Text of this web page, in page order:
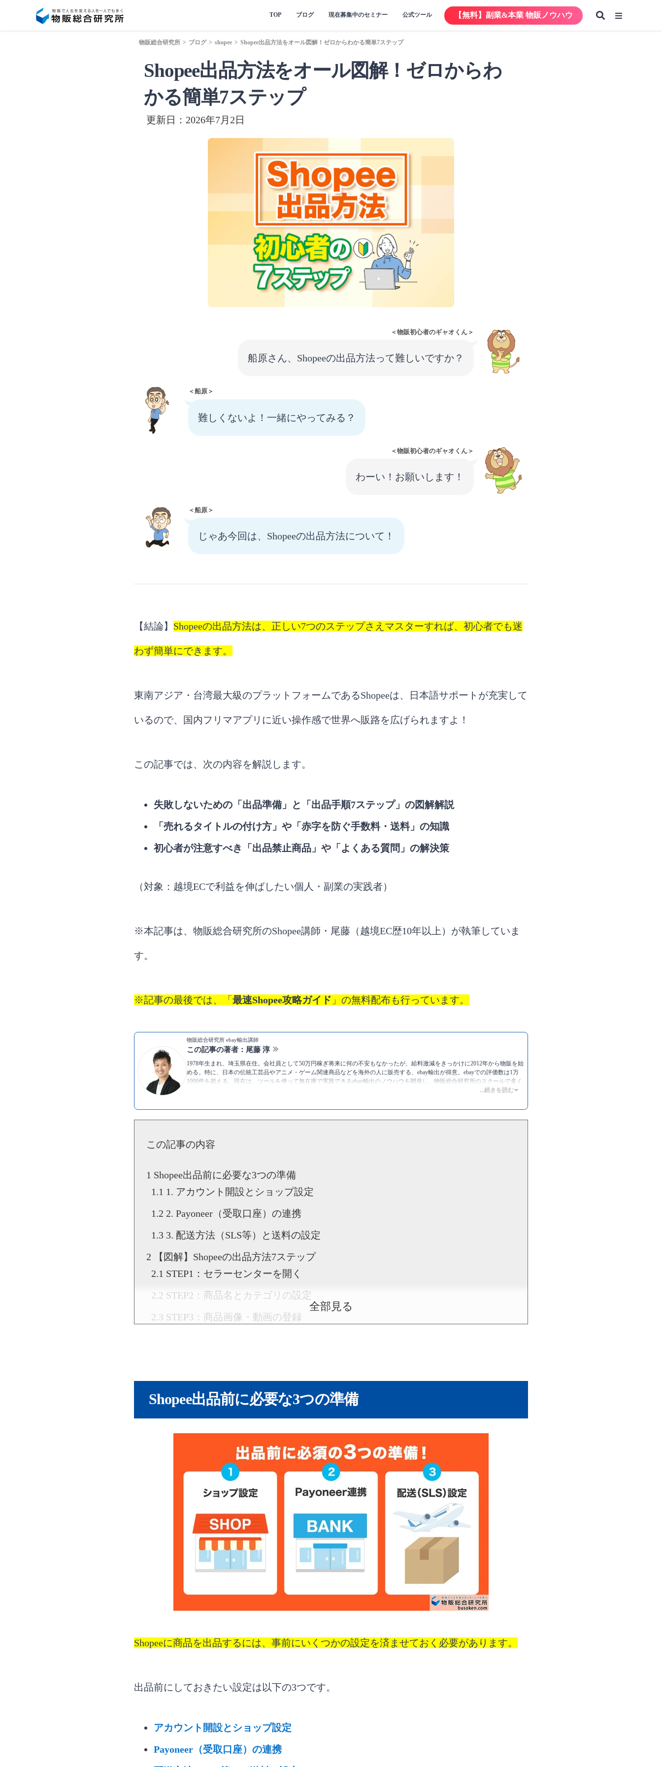
TOP ブログ 現在募集中のセミナー 公式ツール 【無料】副業&本業 物販ノウハウ
【無料】副業&本業 物販ノウハウ
物販総合研究所 > ブログ > shopee > Shopee出品方法をオール図解！ゼロからわかる簡単7ステップ
Shopee出品方法をオール図解！ゼロからわ
かる簡単7ステップ
更新日：2026年7月2日
＜物販初心者のギャオくん＞
船原さん、Shopeeの出品方法って難しいですか？
＜船原＞
難しくないよ！一緒にやってみる？
＜物販初心者のギャオくん＞
わーい！お願いします！
＜船原＞
じゃあ今回は、Shopeeの出品方法について！
【結論】 Shopeeの出品方法は、正しい7つのステップさえマスターすれば、初心者でも迷
わず簡単にできます。
東南アジア・台湾最大級のプラットフォームであるShopeeは、日本語サポートが充実して
いるので、国内フリマアプリに近い操作感で世界へ販路を広げられますよ！
この記事では、次の内容を解説します。
失敗しないための「出品準備」と「出品手順7ステップ」の図解解説
「売れるタイトルの付け方」や「赤字を防ぐ手数料・送料」の知識
初心者が注意すべき「出品禁止商品」や「よくある質問」の解決策
（対象：越境ECで利益を伸ばしたい個人・副業の実践者）
※本記事は、物販総合研究所のShopee講師・尾藤（越境EC歴10年以上）が執筆していま
す。
※記事の最後では、「 最速Shopee攻略ガイド 」の無料配布も行っています。
物販総合研究所 ebay輸出講師
この記事の著者：尾藤 淳
1978年生まれ、埼玉県在住。会社員として50万円稼ぎ将来に何の不安もなかったが、給料激減をきっかけに2012年から物販を始
める。特に、日本の伝統工芸品やアニメ・ゲーム関連商品などを海外の人に販売する、ebay輸出が得意。ebayでの評価数は1万
1000件を超える。現在は、ツールを使って無在庫で実践できるebay輸出のノウハウを開発し、物販総合研究所のスクールで多く
▶YouTube:尾藤淳 [物販総合研究所]
...続きを読む
この記事の内容
Shopee出品前に必要な3つの準備
1. アカウント開設とショップ設定
2. Payoneer（受取口座）の連携
3. 配送方法（SLS等）と送料の設定
【図解】Shopeeの出品方法7ステップ
STEP1：セラーセンターを開く
STEP2：商品名とカテゴリの設定
STEP3：商品画像・動画の登録
STEP6：サイズ・重量と配送設定
STEP7：「Save and Publish」で出品完了
Shopee出品の注意点・トラブル対策
売ってはいけない出品禁止・規制品に注意
赤字を防ぐ！手数料と送料を事前に確認
Shopee出品方法に関するよくある質問
Q1. Shopeeへの出品の仕方は？
Q2. Shopee個人が出品して売れるものは？
Q3. Shopeeで日本から出品できる国はどこ？
正しい出品方法をマスターしてShopeeで売上を伸ばそう！
全部見る
Shopee出品前に必要な3つの準備
Shopeeに商品を出品するには、事前にいくつかの設定を済ませておく必要があります。
出品前にしておきたい設定は以下の3つです。
アカウント開設とショップ設定
Payoneer（受取口座）の連携